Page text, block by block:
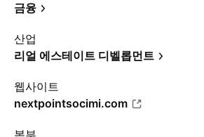
금융
산업
리얼 에스테이트 디벨롭먼트
웹사이트
nextpointsocimi.com
본부